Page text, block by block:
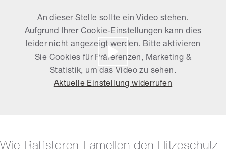
An dieser Stelle sollte ein Video stehen.
Aufgrund Ihrer Cookie-Einstellungen kann dies
leider nicht angezeigt werden. Bitte aktivieren
Sie Cookies für Präferenzen, Marketing &
Statistik, um das Video zu sehen.
Aktuelle Einstellung widerrufen
Wie Raffstoren-Lamellen den Hitzeschutz